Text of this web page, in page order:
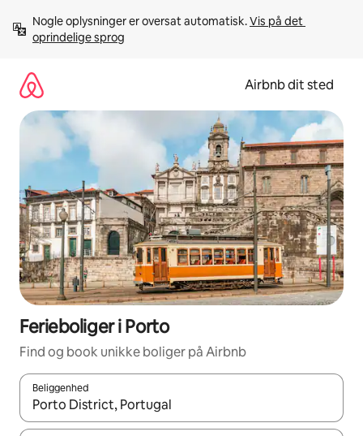
videre
Nogle oplysninger er oversat automatisk. Vis på det
oprindelige sprog
Airbnb dit sted
Ferieboliger i Porto
Find og book unikke boliger på Airbnb
Beliggenhed
Når resultaterne er tilgængelige, skal du navigere med